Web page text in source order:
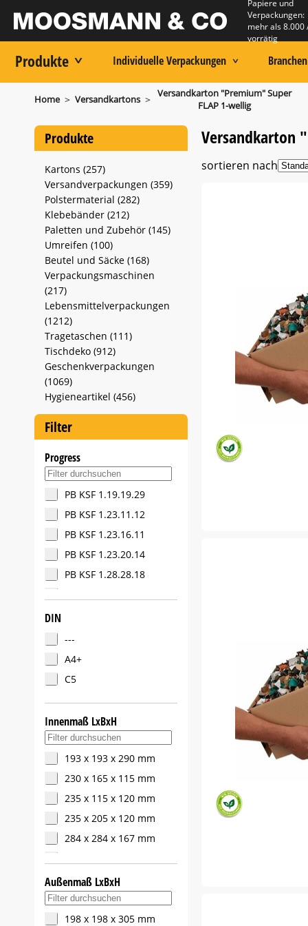
Papiere und
Verpackungen:
mehr als 8.000
vorrätig
Produkte Individuelle Verpackungen Branchen
Home > Versandkartons > Versandkarton "Premium" Super
FLAP 1-wellig
Produkte
Kartons (257)
Versandverpackungen (359)
Polstermaterial (282)
Klebebänder (212)
Paletten und Zubehör (145)
Umreifen (100)
Beutel und Säcke (168)
Verpackungsmaschinen
(217)
Lebensmittelverpackungen
(1212)
Tragetaschen (111)
Tischdeko (912)
Geschenkverpackungen
(1069)
Hygieneartikel (456)
Filter
Progress
Suche in Progress-Filter
PB KSF 1.19.19.29
PB KSF 1.23.11.12
PB KSF 1.23.16.11
PB KSF 1.23.20.14
PB KSF 1.28.28.18
PB KSF 1.33.28.18
PB KSF 1.38.28.18
DIN
---
A4+
C5
Innenmaß LxBxH
Suche in Innenmaß LxBxH-Filter
193 x 193 x 290 mm
230 x 165 x 115 mm
235 x 115 x 120 mm
235 x 205 x 120 mm
284 x 284 x 167 mm
305 x 250 x 175 mm
310 x 230 x 210 mm
334 x 284 x 187 mm
Außenmaß LxBxH
Suche in Außenmaß LxBxH-Filter
198 x 198 x 305 mm
Versandkarton
sortieren nach